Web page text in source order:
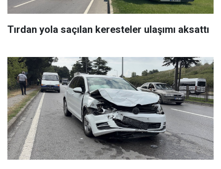
Tırdan yola saçılan keresteler ulaşımı aksattı